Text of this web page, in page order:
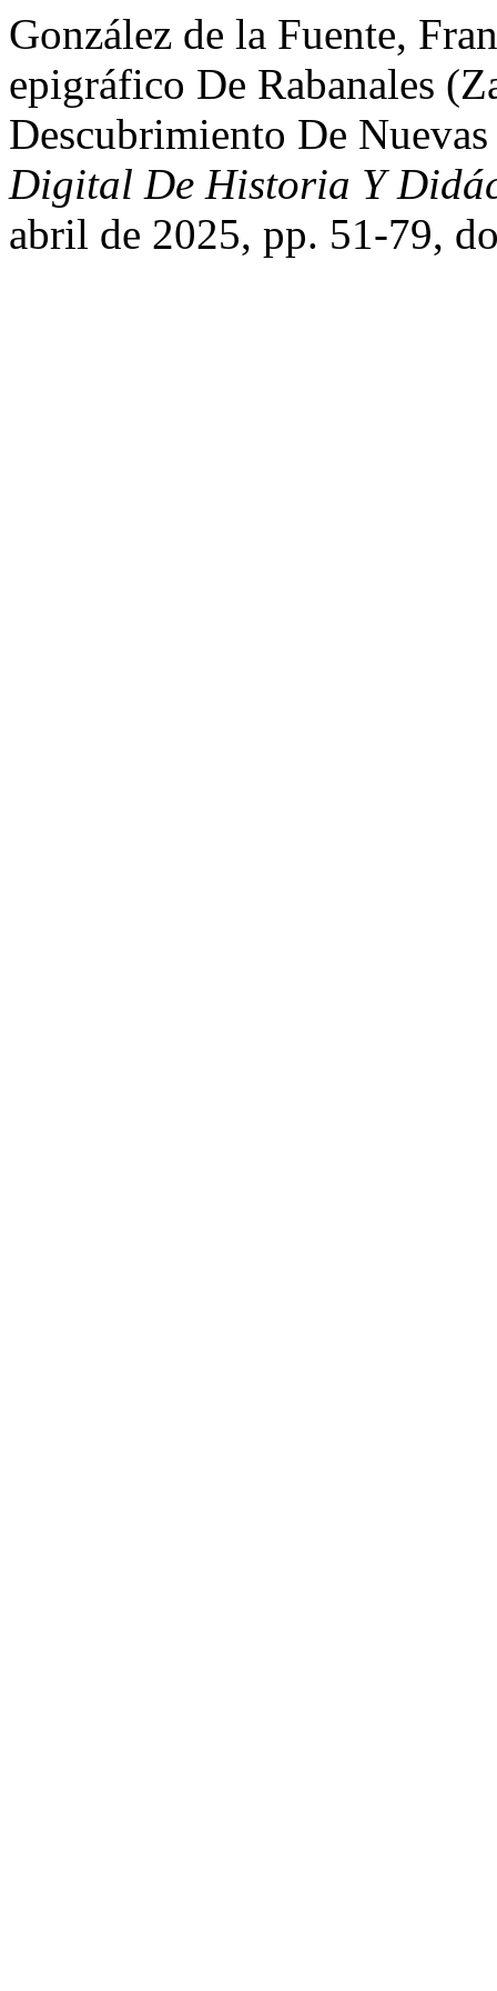
González de la Fuente,
epigráfico De Rabanales
Descubrimiento De
Digital De Historia Y
abril de 2025, pp. 51-79,